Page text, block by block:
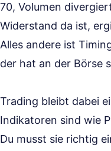
70, Volumen
Widerstand da ist,
Alles andere ist
der hat an der Börse
Trading bleibt dabei
Indikatoren sind wie
Du musst sie richtig